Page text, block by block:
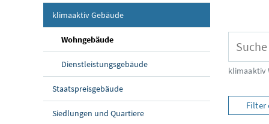
klimaaktiv Gebäude
Wohngebäude
Dienstleistungsgebäude
Staatspreisgebäude
Siedlungen und Quartiere
klimaaktiv
Filter